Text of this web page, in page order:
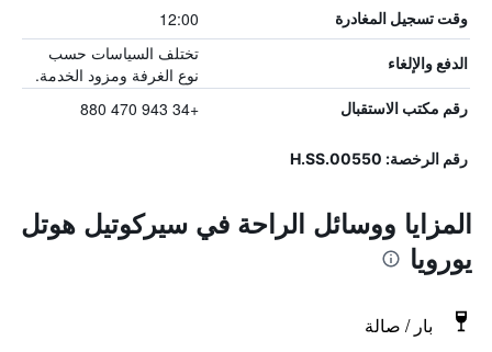
وقت تسجيل المغادرة 12:00
الدفع والإلغاء
تختلف السياسات حسب
نوع الغرفة ومزود الخدمة.
رقم مكتب الاستقبال +34 943 470 880
رقم الرخصة: H.SS.00550
المزايا ووسائل الراحة في سيركوتيل هوتل
يورويا
بار / صالة